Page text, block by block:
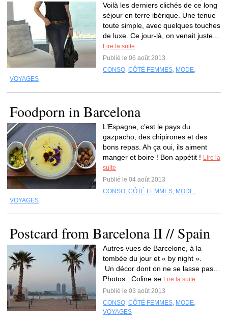
Voilà les derniers clichés de ce long
séjour en terre ibérique. Une tenue
toute simple, avec quelques touches
de luxe. Ce jour-là, on venait juste...
Lire la suite
Publié le 06 août 2013
CONSO, CÔTÉ FEMMES, MODE,
VOYAGES
Foodporn in Barcelona
L’Espagne, c’est le pays du
gazpacho, des chipirones et des
bons repas. Ah ça oui, ils aiment
manger et boire ! Bon appétit ! Lire la
suite
Publié le 04 août 2013
CONSO, CÔTÉ FEMMES, MODE,
VOYAGES
Postcard from Barcelona II // Spain
Autres vues de Barcelone, à la
tombée du jour et « by night ».
Un décor dont on ne se lasse pas…
Photos : Coline se Lire la suite
Publié le 03 août 2013
CONSO, CÔTÉ FEMMES, MODE,
VOYAGES